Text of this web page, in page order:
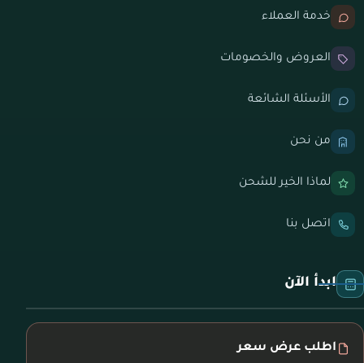
خدمة العملاء
العروض والخصومات
الأسئلة الشائعة
من نحن
لماذا الخير للشحن
اتصل بنا
ابدأ الآن
اطلب عرض سعر